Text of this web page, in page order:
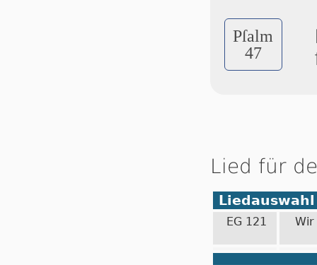
Pſalm
47
Lied für
Liedauswahl
EG 121 Wir